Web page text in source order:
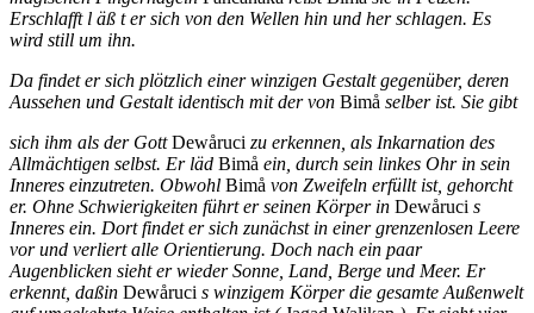
Erschlafft l äß t er sich von den Wellen hin und her schlagen. Es
wird still um ihn.
Da findet er sich plötzlich einer winzigen Gestalt gegenüber, deren
Aussehen und Gestalt identisch mit der von Bimå selber ist. Sie gibt
sich ihm als der GottDewåruci zu erkennen, als Inkarnation des
Allmächtigen selbst. Er läd Bimå ein, durch sein linkes Ohr in sein
Inneres einzutreten. Obwohl Bimå von Zweifeln erfüllt ist, gehorcht
er. Ohne Schwierigkeiten führt er seinen Körper in Dewåruci s
Inneres ein. Dort findet er sich zunächst in einer grenzenlosen Leere
vor und verliert alle Orientierung. Doch nach ein paar
Augenblicken sieht er wieder Sonne, Land, Berge und Meer. Er
erkennt, daßin Dewåruci s winzigem Körper die gesamte Außenwelt